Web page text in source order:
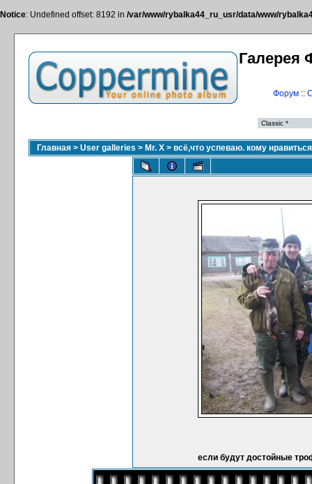
Notice: Undefined offset: 8192 in /var/www/rybalka44_ru_usr/data/www/
Галерея
Форум::
Главная > User galleries > Mr. X > всё,что успеваю. кому
если будут достойные